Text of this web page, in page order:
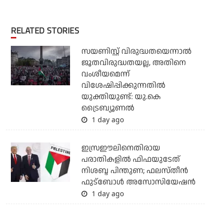
RELATED STORIES
സയണിസ്റ്റ് വിരുദ്ധതയെന്നാല്‍
ജൂതവിരുദ്ധതയല്ല, അതിനെ
വംശീയമെന്ന്
വിശേഷിപ്പിക്കുന്നതില്‍
യുക്തിയുണ്ട്: യു.കെ
ട്രൈബ്യൂണല്‍
1 day ago
ഇസ്രഈലിനെതിരായ
പരാതികളില്‍ ഫിഫയുടേത്
നിശബ്ദ പിന്തുണ; ഫലസ്തീന്‍
ഫുട്‌ബോള്‍ അസോസിയേഷന്‍
1 day ago